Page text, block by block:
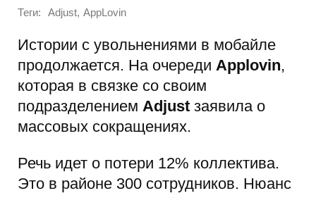
Теги: Adjust, AppLovin
Истории с увольнениями в мобайле
продолжается. На очереди Applovin,
которая в связке со своим
подразделением Adjust заявила о
массовых сокращениях.
Речь идет о потери 12% коллектива.
Это в районе 300 сотрудников. Нюанс